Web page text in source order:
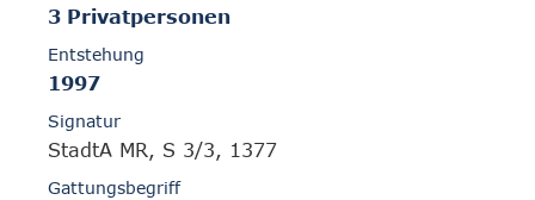
3 Privatpersonen
Entstehung
1997
Signatur
StadtA MR, S 3/3, 1377
Gattungsbegriff